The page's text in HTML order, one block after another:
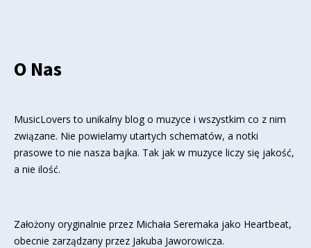
O Nas
MusicLovers to unikalny blog o muzyce i wszystkim co z nim
związane. Nie powielamy utartych schematów, a notki
prasowe to nie nasza bajka. Tak jak w muzyce liczy się jakość,
a nie ilość.
Założony oryginalnie przez Michała Seremaka jako Heartbeat,
obecnie zarządzany przez Jakuba Jaworowicza.